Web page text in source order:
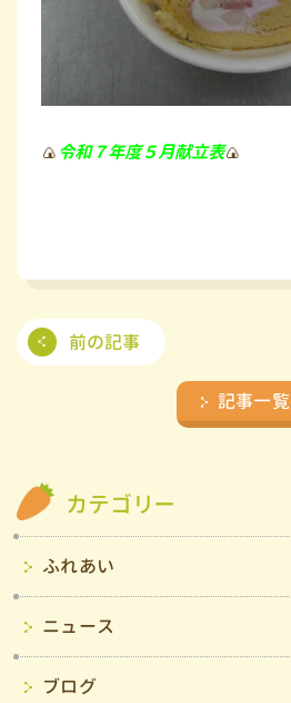
🍙令和７年度５月献立表🍙
前の記事
記事一覧
カテゴリー
ふれあい
ニュース
ブログ